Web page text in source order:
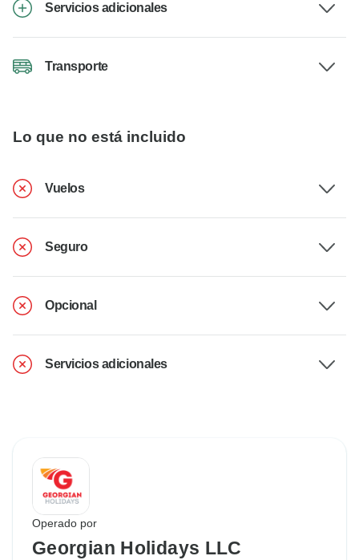
Servicios adicionales
Transporte
Lo que no está incluido
Vuelos
Seguro
Opcional
Servicios adicionales
Operado por
Georgian Holidays LLC